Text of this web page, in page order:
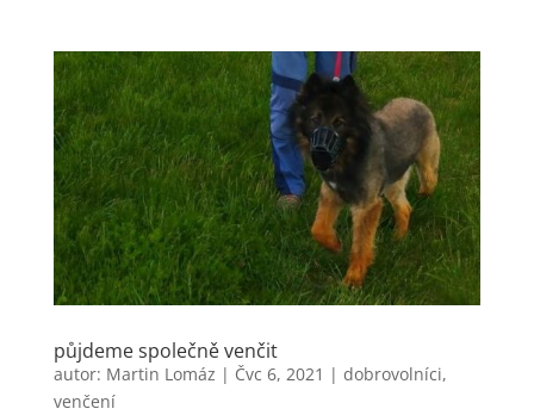
půjdeme společně venčit
autor: Martin Lomáz | Čvc 6, 2021 | dobrovolníci,
venčení